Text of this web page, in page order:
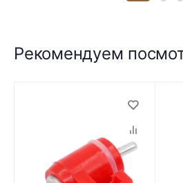
Рекомендуем